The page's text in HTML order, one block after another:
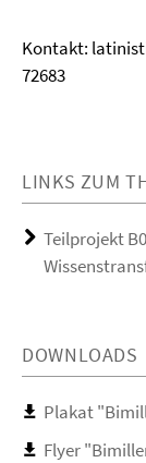
Kontakt:
72683
LINKS ZUM
Teilprojekt
DOWNLOADS
Plakat
Flyer